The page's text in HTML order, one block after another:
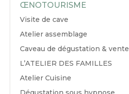
ŒNOTOURISME
Visite de cave
Atelier assemblage
Caveau de dégustation & vente
L’ATELIER DES FAMILLES
Atelier Cuisine